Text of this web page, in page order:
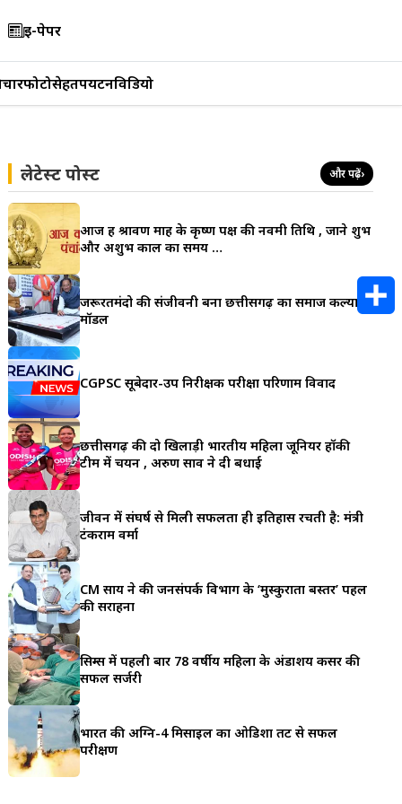
ई-पेपर
फोटोसेहतपर्यटनविडियो
लेटेस्ट पोस्ट और पढ़ें›
आज हैं श्रावण माह के कृष्ण पक्ष की नवमी तिथि , जाने शुभ
और अशुभ काल का समय …
जरूरतमंदो की संजीवनी बना छत्तीसगढ़ का समाज कल्याण
मॉडल
CGPSC सूबेदार-उप निरीक्षक परीक्षा परिणाम विवाद
छत्तीसगढ़ की दो खिलाड़ी भारतीय महिला जूनियर हॉकी
टीम में चयन , अरुण साव ने दी बधाई
जीवन में संघर्ष से मिली सफलता ही इतिहास रचती है: मंत्री
टंकराम वर्मा
CM साय ने की जनसंपर्क विभाग के ‘मुस्कुराता बस्तर’ पहल
की सराहना
सिम्स में पहली बार 78 वर्षीय महिला के अंडाशय कैंसर की
सफल सर्जरी
भारत की अग्नि-4 मिसाइल का ओडिशा तट से सफल
परीक्षण